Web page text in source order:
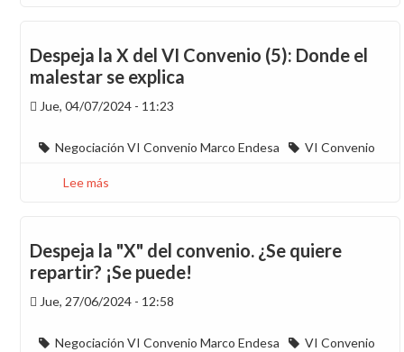
final
más
que
ganar,
del
Despeja la X del VI Convenio (5): Donde el
malestar se explica
Jue, 04/07/2024 - 11:23
Negociación VI Convenio Marco Endesa VI Convenio
Lee más
del
VI
Convenio
Donde
Despeja la "X" del convenio. ¿Se quiere
repartir? ¡Se puede!
Jue, 27/06/2024 - 12:58
Negociación VI Convenio Marco Endesa
VI Convenio